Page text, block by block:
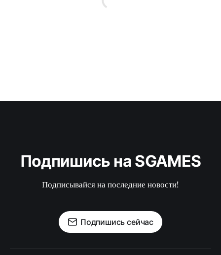
Подпишись на SGAMES
Подписывайся на последние новости!
Подпишись сейчас